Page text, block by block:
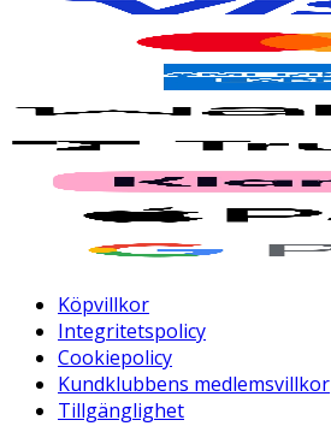
Köpvillkor
Integritetspolicy
Cookiepolicy
Kundklubbens medlemsvillkor
Tillgänglighet